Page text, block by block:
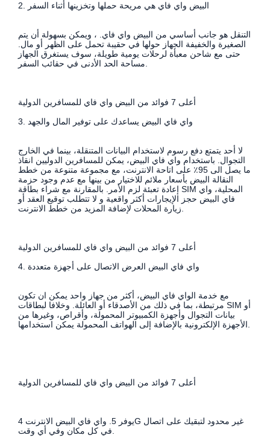
2. البيض واي فاي هي مريحة حملها وتخزينها أثناء السفر
التنقل هو جانب أساسي من البيض واي فاي. ، ويمكن بسهولة أن يتم
الصغيرة والخفيفة الجهاز حولها في حقيبة تحمل على الظهر أو مال.
حتى مع شاحن معبأة لرحلات يومية طويلة، سوف يستغرق الجهاز
أعلى 7 فوائد من البيض واي فاي للمسافرين الدولية
3. واي فاي البيض يساعدك على توفير المال والجهد
لا أحد يتمتع دفع رسوم لاستخدام البيانات المتنقلة، بينما في الخارج
التجوال. باستخدام واي فاي البيض، يمكن للمسافرين الدوليين انقاذ
ما يصل الى 95٪ على اتاحة الانترنت، مع مجموعة متنوعة من خطط
النقالة البيض بأسعار ملائم للاختيار من بينها مع عدم وجود حزمة
إعادة تعبئة لزم الأمر. بالمقارنة مع شراء بطاقة SIM المحلية، واي
فاي البيض حجز الإيجارات أكثر واقعية و لا تتطلب توقيع العقد أو
أعلى 7 فوائد من البيض واي فاي للمسافرين الدولية
4. واي فاي البيض العرض الاتصال على أجهزة متعددة
مع خدمة الواي فاي البيض، أكثر من جهاز واحد يمكن ان تكون
مرتبطة، بما في ذلك من الأصدقاء أو العائلة. وخلافا لبطاقات SIM أو
بيانات التجوال وأجهزة الكمبيوتر المحمولة، وأقراص، وغيرها من
أعلى 7 فوائد من البيض واي فاي للمسافرين الدولية
يوفر 5. واي فاي البيض الانترنت 4G غير محدود لتبقيك على اتصال